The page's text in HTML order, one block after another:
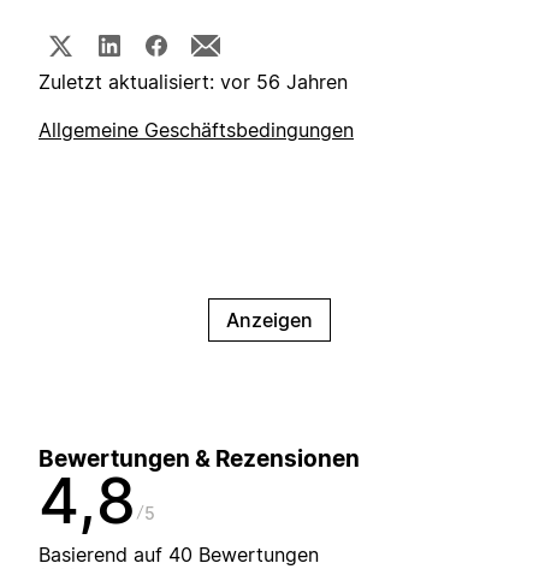
Zuletzt aktualisiert: vor 56 Jahren
Allgemeine Geschäftsbedingungen
Anzeigen
Bewertungen & Rezensionen
4,8 5
Basierend auf 40 Bewertungen